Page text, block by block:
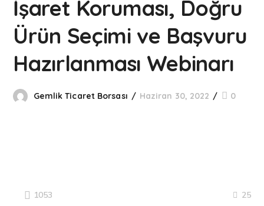
İşaret Koruması, Doğru
Ürün Seçimi ve Başvuru
Hazırlanması Webinarı
Gemlik Ticaret Borsası Haziran 30, 2022 0
1053 25